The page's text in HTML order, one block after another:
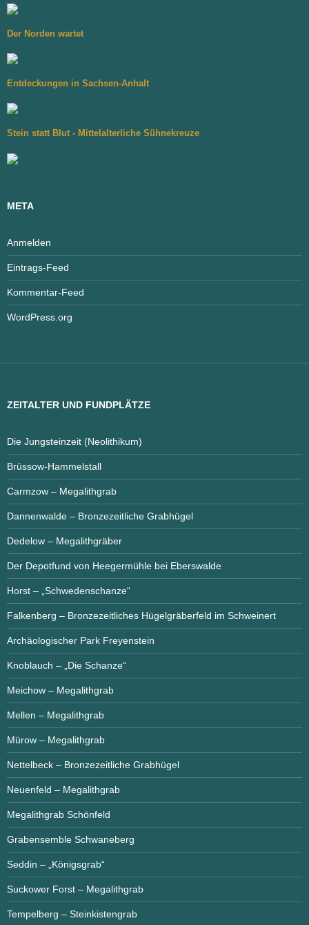
Der Norden wartet
Entdeckungen in Sachsen-Anhalt
Stein statt Blut - Mittelalterliche Sühnekreuze
META
Anmelden
Eintrags-Feed
Kommentar-Feed
WordPress.org
ZEITALTER UND FUNDPLÄTZE
Die Jungsteinzeit (Neolithikum)
Brüssow-Hammelstall
Carmzow – Megalithgrab
Dannenwalde – Bronzezeitliche Grabhügel
Dedelow – Megalithgräber
Der Depotfund von Heegermühle bei Eberswalde
Horst – „Schwedenschanze“
Falkenberg – Bronzezeitliches Hügelgräberfeld im Schweinert
Archäologischer Park Freyenstein
Knoblauch – „Die Schanze“
Meichow – Megalithgrab
Mellen – Megalithgrab
Mürow – Megalithgrab
Nettelbeck – Bronzezeitliche Grabhügel
Neuenfeld – Megalithgrab
Megalithgrab Schönfeld
Grabensemble Schwaneberg
Seddin – „Königsgrab“
Suckower Forst – Megalithgrab
Tempelberg – Steinkistengrab